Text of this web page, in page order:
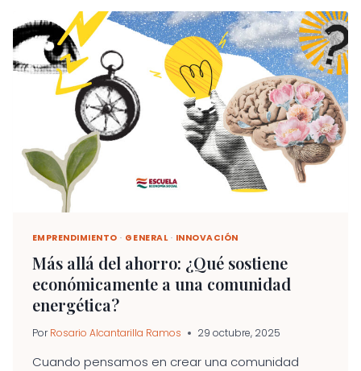
COLECTIVA
Y
EL
CAPITAL
HUMANO
SON
LOS
CIMIENTOS
INVISIBLES
DE
LA
ECONOMÍA
EMPRENDIMIENTO · GENERAL· INNOVACIÓN
Más allá del ahorro: ¿Qué sostiene
económicamente a una comunidad
energética?
Por Rosario Alcantarilla Ramos 29 octubre, 2025
Cuando pensamos en crear una comunidad